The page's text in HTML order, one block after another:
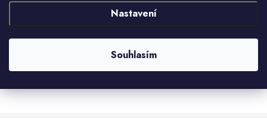
Nastavení
Souhlasím
4.8.2026
2.8.2026
Zobrazit další hodnocení